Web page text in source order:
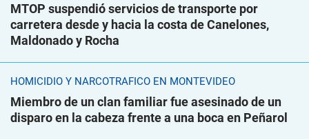
MTOP suspendió servicios de transporte por
carretera desde y hacia la costa de Canelones,
Maldonado y Rocha
HOMICIDIO Y NARCOTRÁFICO EN MONTEVIDEO
Miembro de un clan familiar fue asesinado de un
disparo en la cabeza frente a una boca en Peñarol